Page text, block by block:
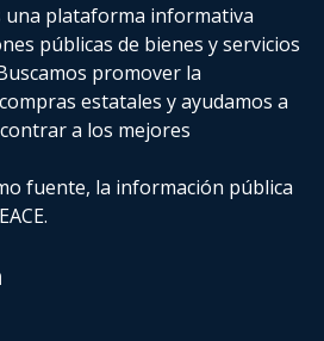
una plataforma informativa
públicas de bienes y servicios
promover la
estatalesy ayudamos a
a los mejores
fuente, la información pública